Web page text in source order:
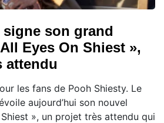
son grand
Eyes On Shiest »,
attendu
les fans de Pooh Shiesty. Le
aujourd’hui son nouvel
», un projet très attendu qui